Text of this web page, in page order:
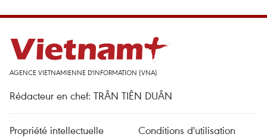
AGENCE VIETNAMIENNE D'INFORMATION (VNA)
Rédacteur en chef: TRÂN TIÊN DUÂN
Propriété intellectuelle
Conditions d'utilisation